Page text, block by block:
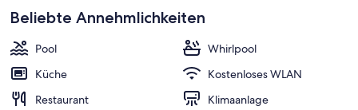
Ansicht von oben
Beliebte Annehmlichkeiten
Pool
Whirlpool
Küche
Kostenloses WLAN
Restaurant
Klimaanlage